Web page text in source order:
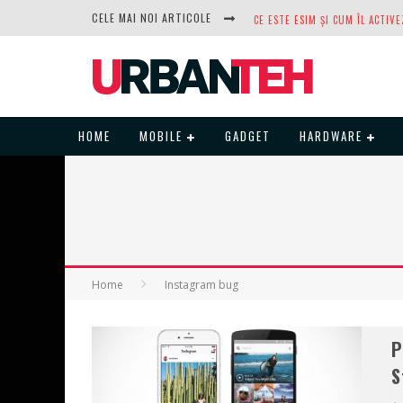
CELE MAI NOI ARTICOLE
DUPĂ ANI DE REFUZURI,
HOME MOBILE GADGET HARDWARE
Home Instagram bug